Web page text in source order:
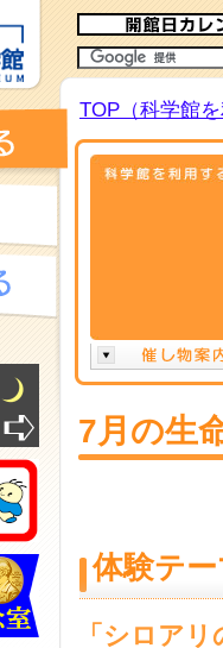
TOP（科学館
7月の生
体験テ
「シロア